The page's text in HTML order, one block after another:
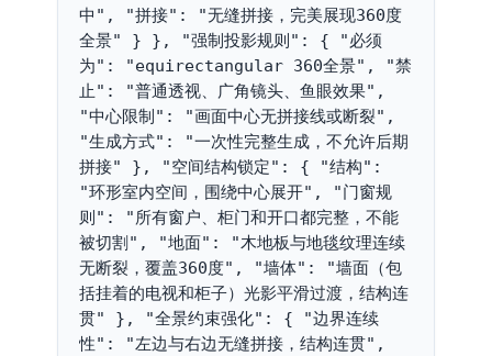
中", "拼接": "无缝拼接，完美展现360度
全景" } }, "强制投影规则": { "必须
为": "equirectangular 360全景", "禁
止": "普通透视、广角镜头、鱼眼效果",
"中心限制": "画面中心无拼接线或断裂",
"生成方式": "一次性完整生成，不允许后期
拼接" }, "空间结构锁定": { "结构":
"环形室内空间，围绕中心展开", "门窗规
则": "所有窗户、柜门和开口都完整，不能
被切割", "地面": "木地板与地毯纹理连续
无断裂，覆盖360度", "墙体": "墙面（包
括挂着的电视和柜子）光影平滑过渡，结构连
贯" }, "全景约束强化": { "边界连续
性": "左边与右边无缝拼接，结构连贯",